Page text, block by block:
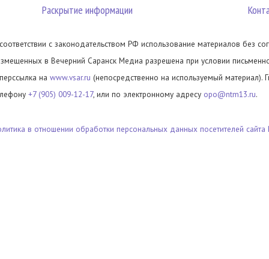
Раскрытие информации
с законодательством РФ использование материалов без
в Вечерний Саранск Медиа разрешена при условии
на www.vsar.ru (непосредственно на используемый материал).
+7 (905) 009-12-17, или по электронному адресу opo@ntm13.ru.
в отношении обработки персональных данных посетителей